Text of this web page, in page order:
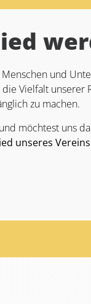
und
Vielfalt unserer
zu machen.
möchtest uns
unseres